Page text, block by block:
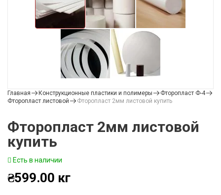
Главная Конструкционные пластики и полимеры
Фторопласт Ф-4
Фторопласт листовой
Фторопласт 2мм листовой купить
Фторопласт 2мм листовой
купить
Есть в наличии
₴599.00 кг